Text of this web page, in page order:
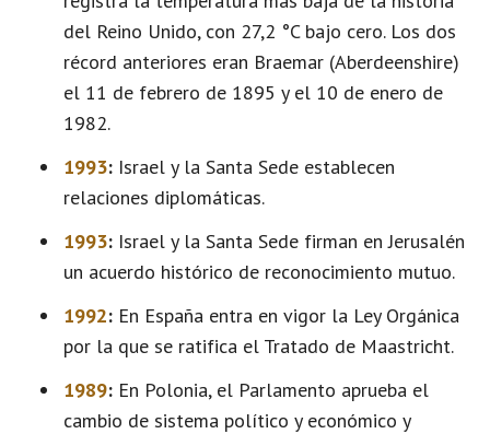
del Reino Unido, con 27,2 °C bajo cero. Los dos
récord anteriores eran Braemar (Aberdeenshire)
el 11 de febrero de 1895 y el 10 de enero de
1982.
1993: Israel y la Santa Sede establecen
relaciones diplomáticas.
1993: Israel y la Santa Sede firman en Jerusalén
un acuerdo histórico de reconocimiento mutuo.
1992: En España entra en vigor la Ley Orgánica
por la que se ratifica el Tratado de Maastricht.
1989: En Polonia, el Parlamento aprueba el
cambio de sistema político y económico y